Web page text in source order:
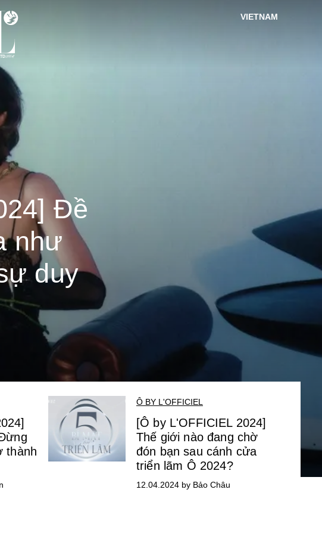
VIETNAM
Đề
như
duy
thành
Ô BY L'OFFICIEL
[Ô by L'OFFICIEL 2024]
Thế giới nào đang chờ
đón bạn sau cánh cửa
triển lãm Ô 2024?
12.04.2024 by Bảo Châu